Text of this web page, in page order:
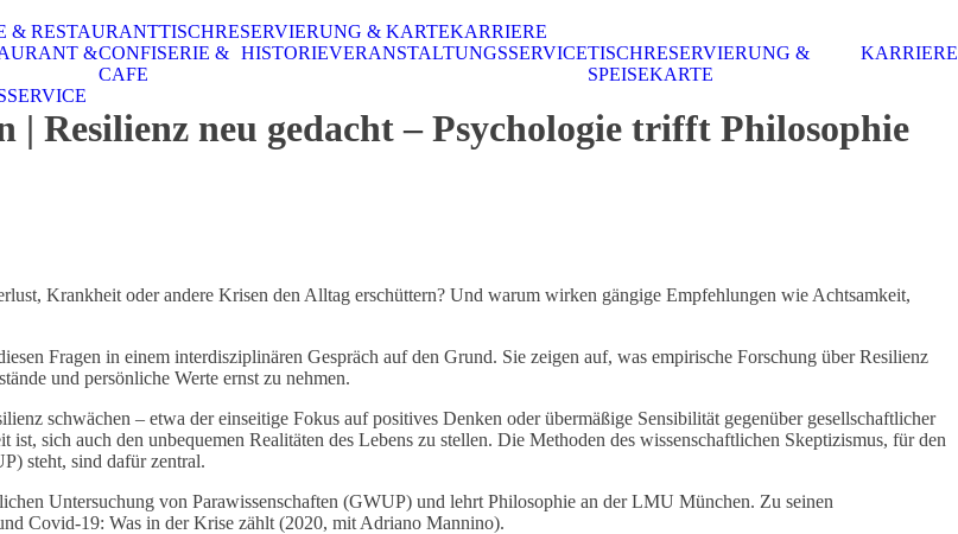
& RESTAURANTTISCHRESERVIERUNG & KARTEKARRIERE
&CONFISERIE &
CAFE
HISTORIEVERANSTALTUNGSSERVICETISCHRESERVIERUNG &
SPEISEKARTE
KARRIERE
Resilienz neu gedacht – Psychologie trifft Philosophie
Krankheit oder andere Krisen den Alltag erschüttern? Und warum wirken gängige Empfehlungen wie Achtsamkeit,
Fragen in einem interdisziplinären Gespräch auf den Grund. Sie zeigen auf, was empirische Forschung über Resilienz
und persönliche Werte ernst zu nehmen.
schwächen – etwa der einseitige Fokus auf positives Denken oder übermäßige Sensibilität gegenüber gesellschaftlicher
sich auch den unbequemen Realitäten des Lebens zu stellen. Die Methoden des wissenschaftlichen Skeptizismus, für den
steht, sind dafür zentral.
Untersuchung von Parawissenschaften (GWUP) und lehrt Philosophie an der LMU München. Zu seinen
Covid-19: Was in der Krise zählt (2020, mit Adriano Mannino).